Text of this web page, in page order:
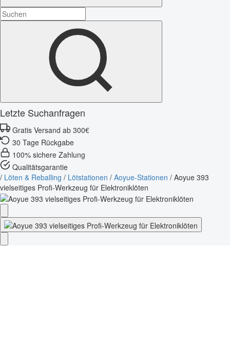
Letzte Suchanfragen
Gratis Versand ab 300€
30 Tage Rückgabe
100% sichere Zahlung
Qualitätsgarantie
/ Löten & Reballing / Lötstationen / Aoyue-Stationen / Aoyue 393
vielseitiges Profi-Werkzeug für Elektroniklöten